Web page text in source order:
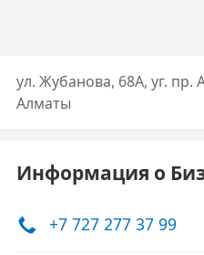
ул. Жубанова, 68А, уг. пр.
Алматы
Информация о
+7 727 277 37 99